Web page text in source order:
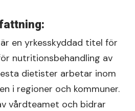
en yrkesskyddad titel för
nutritionsbehandling av
dietister arbetar inom
i regioner och kommuner.
vårdteamet och bidrar